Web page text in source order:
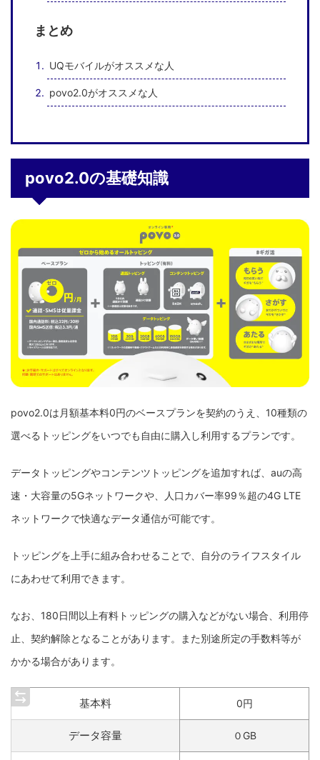
まとめ
UQモバイルがオススメな人
povo2.0がオススメな人
povo2.0の基礎知識
povo2.0は月額基本料0円のベースプランを契約のうえ、10種類の
選べるトッピングをいつでも自由に購入し利用するプランです。
データトッピングやコンテンツトッピングを追加すれば、auの高
速・大容量の5Gネットワークや、人口カバー率99％超の4G LTE
ネットワークで快適なデータ通信が可能です。
トッピングを上手に組み合わせることで、自分のライフスタイル
にあわせて利用できます。
なお、180日間以上有料トッピングの購入などがない場合、利用停
止、契約解除となることがあります。また別途所定の手数料等が
かかる場合があります。
基本料 0円
データ容量 ０GB